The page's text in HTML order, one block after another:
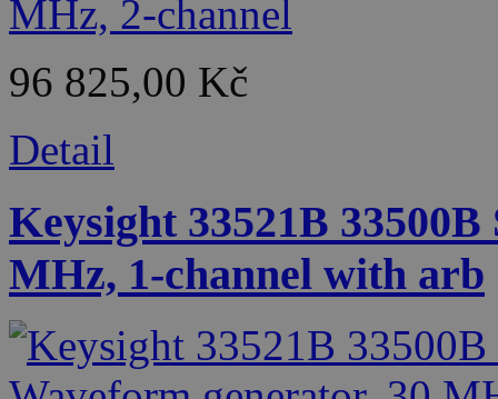
96 825,00 Kč
Detail
Keysight 33521B
MHz, 1-channel with arb